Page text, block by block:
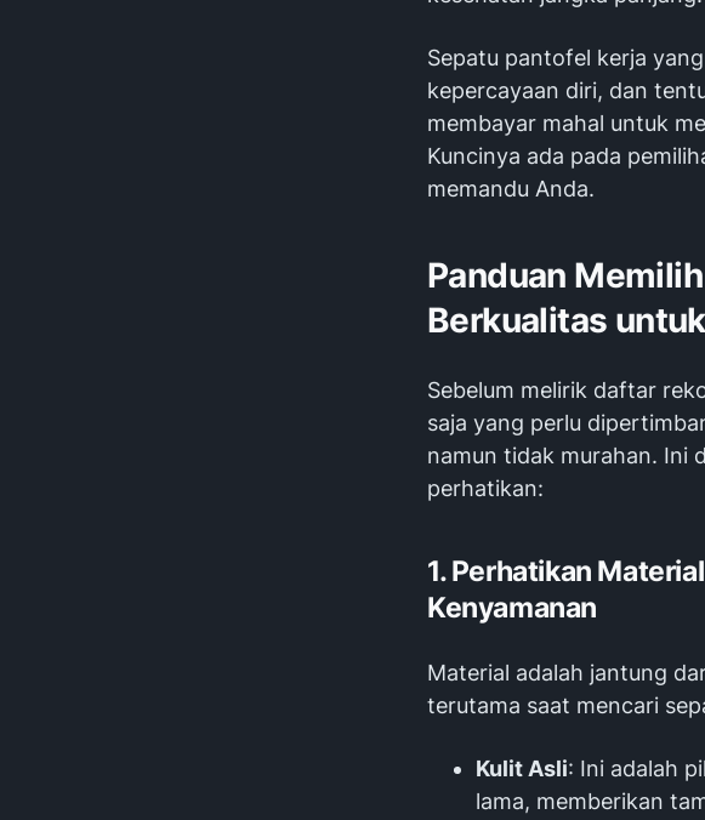
Sepatu pantofel kerja
kepercayaan diri, dan
membayar mahal untuk
Kuncinya ada pada
memandu Anda.
Panduan
Berkualitas
Sebelum melirik daftar
saja yang perlu
namun tidak murahan. Ini
perhatikan:
1. Perhatikan
Kenyamanan
Material adalah jantung
terutama saat mencari
Kulit Asli: Ini adalah
lama, memberikan